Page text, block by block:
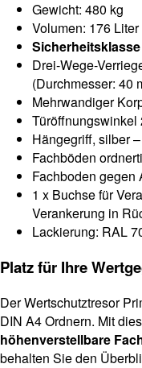
Gewicht: 480 kg
Volumen: 176 Liter
Sicherheitsklasse
Drei-Wege-
(Durchmesser: 40
Mehrwandiger
Türöffnungswinkel
Hängegriff, silber
Fachböden
Fachboden gegen
1 x Buchse für
Verankerung in
Lackierung: RAL
Platz für Ihre
Der Wertschutztresor
DIN A4 Ordnern. Mit
höhenverstellbare
behalten Sie den